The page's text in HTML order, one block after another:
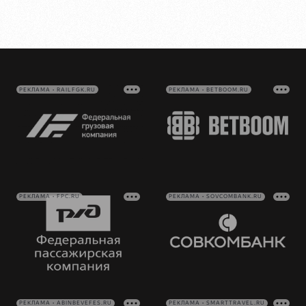
РЕКЛАМА • RAILFGK.RU РЕКЛАМА • BETBOOM.RU
РЕКЛАМА • FPC.RU РЕКЛАМА • SOVCOMBANK.RU
РЕКЛАМА • ABINBEVEFES.RU РЕКЛАМА • SMARTTRAVEL.RU